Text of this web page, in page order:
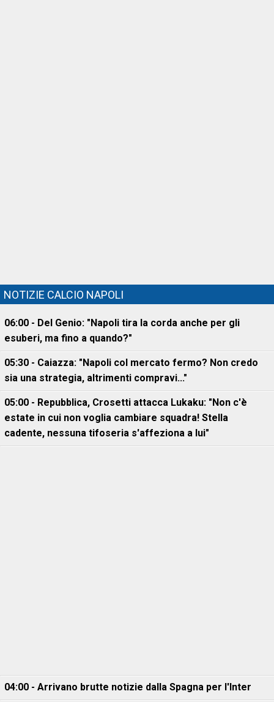
NOTIZIE CALCIO NAPOLI
06:00 - Del Genio: "Napoli tira la corda anche per gli
esuberi, ma fino a quando?"
05:30 - Caiazza: "Napoli col mercato fermo? Non credo
sia una strategia, altrimenti compravi..."
05:00 - Repubblica, Crosetti attacca Lukaku: "Non c'è
estate in cui non voglia cambiare squadra! Stella
cadente, nessuna tifoseria s'affeziona a lui"
04:00 - Arrivano brutte notizie dalla Spagna per l'Inter